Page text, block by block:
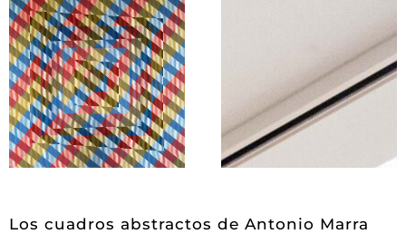
Los cuadros abstractos de Antonio Marra